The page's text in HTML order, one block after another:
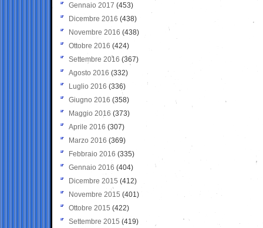
Gennaio 2017 (453)
Dicembre 2016 (438)
Novembre 2016 (438)
Ottobre 2016 (424)
Settembre 2016 (367)
Agosto 2016 (332)
Luglio 2016 (336)
Giugno 2016 (358)
Maggio 2016 (373)
Aprile 2016 (307)
Marzo 2016 (369)
Febbraio 2016 (335)
Gennaio 2016 (404)
Dicembre 2015 (412)
Novembre 2015 (401)
Ottobre 2015 (422)
Settembre 2015 (419)